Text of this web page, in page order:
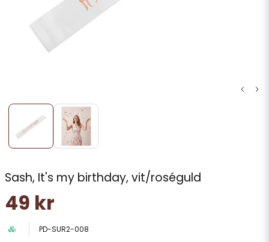
Sash, It's my birthday, vit/roséguld
49 kr
PD-SUR2-008